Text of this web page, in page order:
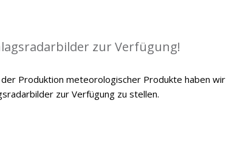
zur Verfügung!
Produktion meteorologischer Produkte haben wir
zur Verfügung zu stellen.